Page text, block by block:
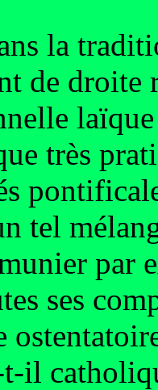
la
de droite
très
tel
par
ses
t-il